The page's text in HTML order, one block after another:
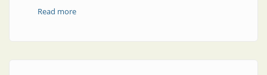
Read moreabout Telémetros: medición con precisión